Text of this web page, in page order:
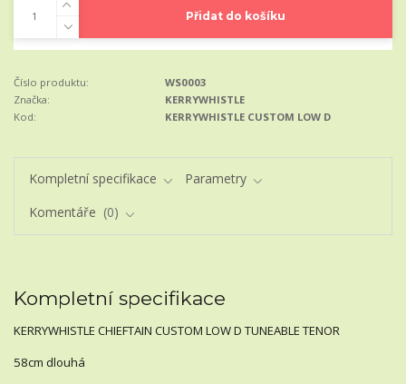
Přidat do košíku
Číslo produktu:
WS0003
Značka:
KERRYWHISTLE
Kod:
KERRYWHISTLE CUSTOM LOW D
Kompletní specifikace
Parametry
Komentáře
0
Kompletní specifikace
KERRYWHISTLE CHIEFTAIN CUSTOM LOW D TUNEABLE TENOR
58cm dlouhá